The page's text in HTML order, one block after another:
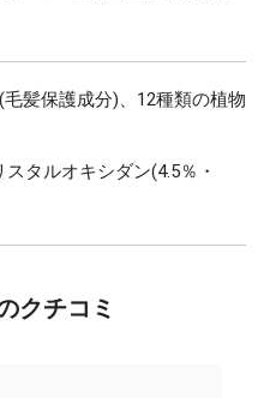
髪保護成分)、12種類の植物
タルオキシダン(4.5％・
クチコミ